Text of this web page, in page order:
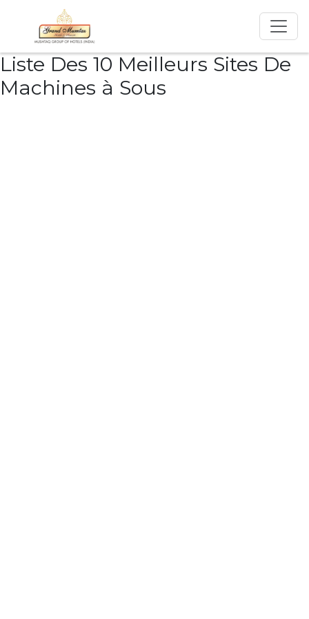
Liste Des 10 Meilleurs Sites De
Machines à Sous